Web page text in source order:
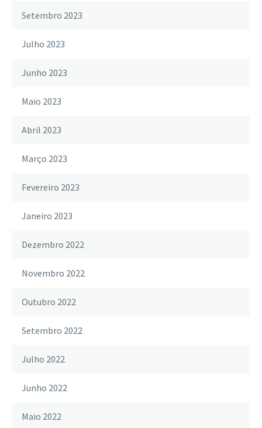
Setembro 2023
Julho 2023
Junho 2023
Maio 2023
Abril 2023
Março 2023
Fevereiro 2023
Janeiro 2023
Dezembro 2022
Novembro 2022
Outubro 2022
Setembro 2022
Julho 2022
Junho 2022
Maio 2022